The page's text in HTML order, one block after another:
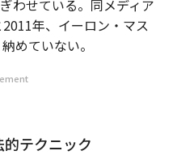
わせている。同メディア
年、イーロン・マス
めていない。
的テクニック